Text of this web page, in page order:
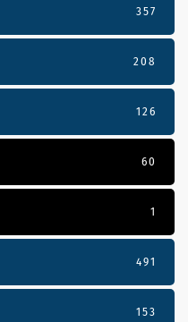
357
208
126
60
1
491
153